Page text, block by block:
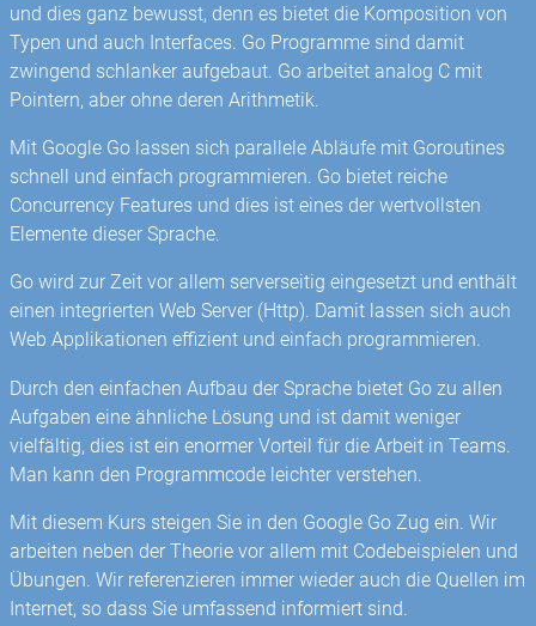
und dies ganz bewusst, denn es bietet die Komposition von
Typen und auch Interfaces. Go Programme sind damit
zwingend schlanker aufgebaut. Go arbeitet analog C mit
Pointern, aber ohne deren Arithmetik.
Mit Google Go lassen sich parallele Abläufe mit Goroutines
schnell und einfach programmieren. Go bietet reiche
Concurrency Features und dies ist eines der wertvollsten
Elemente dieser Sprache.
Go wird zur Zeit vor allem serverseitig eingesetzt und enthält
einen integrierten Web Server (Http). Damit lassen sich auch
Web Applikationen effizient und einfach programmieren.
Durch den einfachen Aufbau der Sprache bietet Go zu allen
Aufgaben eine ähnliche Lösung und ist damit weniger
vielfältig, dies ist ein enormer Vorteil für die Arbeit in Teams.
Man kann den Programmcode leichter verstehen.
Mit diesem Kurs steigen Sie in den Google Go Zug ein. Wir
arbeiten neben der Theorie vor allem mit Codebeispielen und
Übungen. Wir referenzieren immer wieder auch die Quellen im
Internet, so dass Sie umfassend informiert sind.